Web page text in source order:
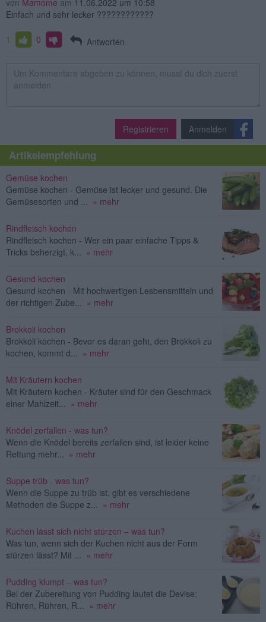
von Mamome am 11.06.2022 um 10:58
Einfach und sehr lecker ????????????
1 0 Antworten
Registrieren Anmelden
Artikelempfehlung
Gemüse kochen
Gemüse kochen - Gemüse ist lecker und gesund. Die
Gemüsesorten und ... » mehr
Rindfleisch kochen
Rindfleisch kochen - Wer ein paar einfache Tipps &
Tricks beherzigt, k... » mehr
Gesund kochen
Gesund kochen - Mit hochwertigen Lesbensmitteln und
der richtigen Zube... » mehr
Brokkoli kochen
Brokkoli kochen - Bevor es daran geht, den Brokkoli zu
kochen, kommt d... » mehr
Mit Kräutern kochen
Mit Kräutern kochen - Kräuter sind für den Geschmack
einer Mahlzeit... » mehr
Knödel zerfallen - was tun?
Wenn die Knödel bereits zerfallen sind, ist leider keine
Rettung mehr... » mehr
Suppe trüb - was tun?
Wenn die Suppe zu trüb ist, gibt es verschiedene
Methoden die Suppe z... » mehr
Kuchen lässt sich nicht stürzen – was tun?
Was tun, wenn sich der Kuchen nicht aus der Form
stürzen lässt? Mit ... » mehr
Pudding klumpt – was tun?
Bei der Zubereitung von Pudding lautet die Devise:
Rühren, Rühren, R... » mehr